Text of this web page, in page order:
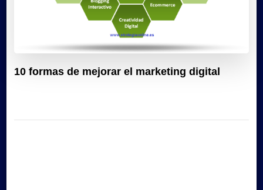
10 formas de mejorar el marketing digital